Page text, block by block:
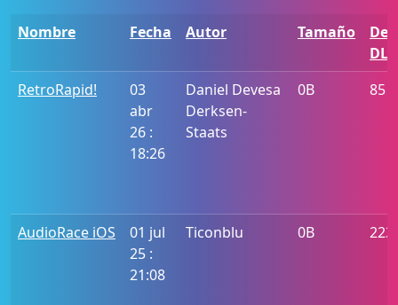
Nombre Fecha Autor Tamaño
De
DL
RetroRapid!
03
abr
26 :
18:26
Daniel Devesa
Derksen-
Staats
0B 85
AudioRace iOS
01 jul
25 :
21:08
Ticonblu 0B 223